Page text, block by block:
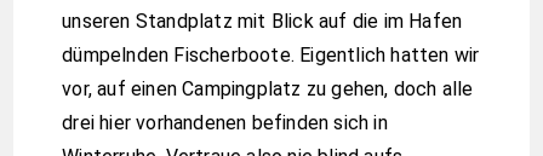
unseren Standplatz mit Blick auf die im Hafen
dümpelnden Fischerboote. Eigentlich hatten wir
vor, auf einen Campingplatz zu gehen, doch alle
drei hier vorhandenen befinden sich in